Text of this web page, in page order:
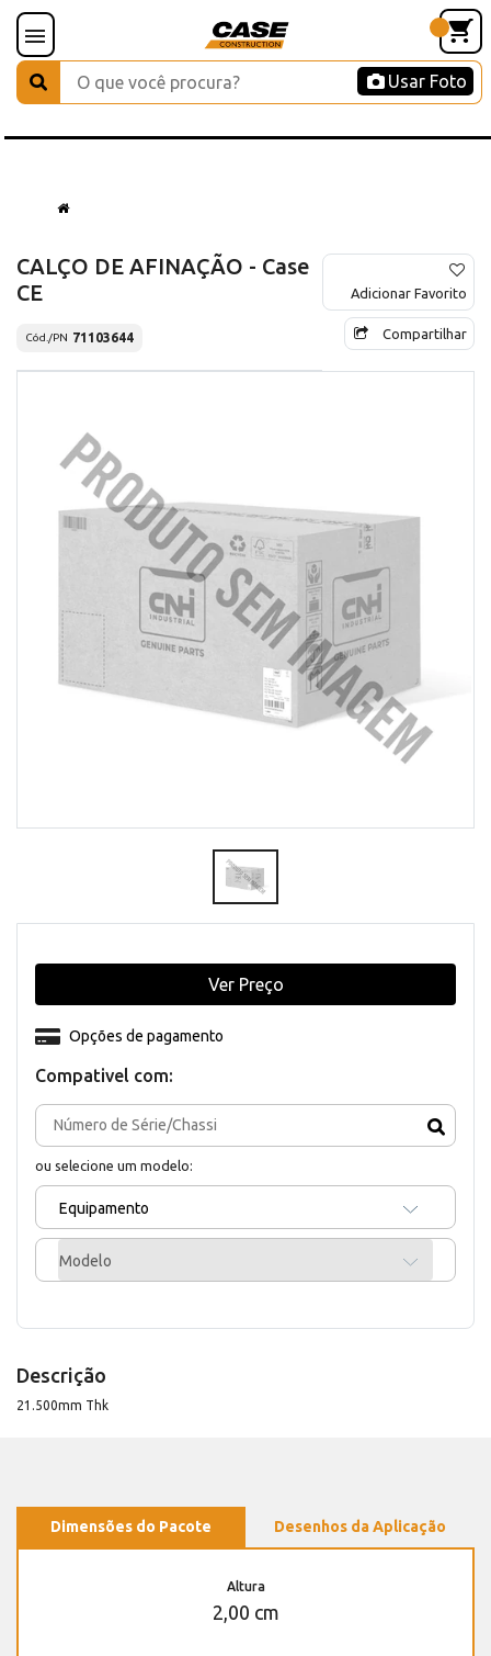
Usar Foto
CALÇO DE AFINAÇÃO - Case
CE
Cód./PN 71103644
Adicionar Favorito
Compartilhar
Compativel com:
ou selecione um modelo:
Equipamento
Modelo
Opções de pagamento
Ver Preço
Descrição
21.500mm Thk
Dimensões do Pacote Desenhos da Aplicação
Altura
2,00 cm